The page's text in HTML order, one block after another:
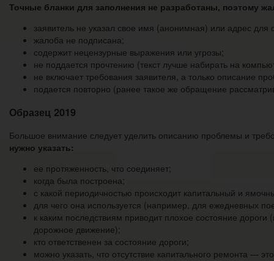
Точные бланки для заполнения не разработаны, поэтому
заявитель не указал свое имя (анонимная) или адрес для
жалоба не подписана;
содержит нецензурные выражения или угрозы;
не поддается прочтению (текст лучше набирать на
не включает требования заявителя, а только описание
подается повторно (ранее такое же обращение
Образец 2019
Большое внимание следует уделить описанию проблемы и
нужно указать:
ее протяженность, что соединяет;
когда была построена;
с какой периодичностью происходит капитальный и
для чего она используется (например, для ежедневных
к каким последствиям приводит плохое состояние
дорожное движение);
кто ответственен за состояние дороги;
можно указать, что отсутствие капитального ремонта —